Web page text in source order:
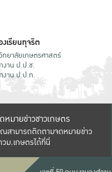
งเรียนทุจริต
ทยาลัยเกษตรศาสตร์
งาน ป.ป.ช.
งาน ป.ป.ท.
หมายข่าวชาวเกษตร
สามารถติดตามจดหมายข่าว
วม.เกษตรได้ที่นี่